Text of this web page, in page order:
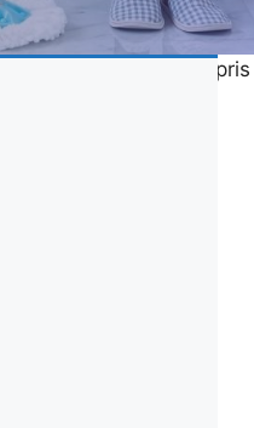
Fönsterputs stockholm pris